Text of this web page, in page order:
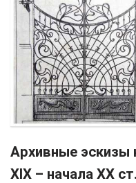
Архивные эскизы
ХIX – начала ХХ